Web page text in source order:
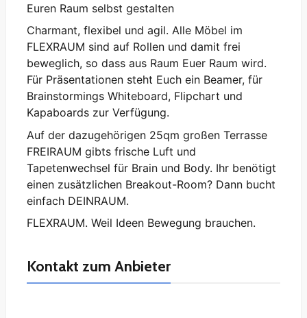
Euren Raum selbst gestalten
‍Charmant, flexibel und agil. Alle Möbel im
FLEXRAUM sind auf Rollen und damit frei
beweglich, so dass aus Raum Euer Raum wird.
Für Präsentationen steht Euch ein Beamer, für
Brainstormings Whiteboard, Flipchart und
Kapaboards zur Verfügung.
Auf der dazugehörigen 25qm großen Terrasse
FREIRAUM gibts frische Luft und
Tapetenwechsel für Brain und Body. Ihr benötigt
einen zusätzlichen Breakout-Room? Dann bucht
einfach DEINRAUM.
‍FLEXRAUM. Weil Ideen Bewegung brauchen.
Kontakt zum Anbieter